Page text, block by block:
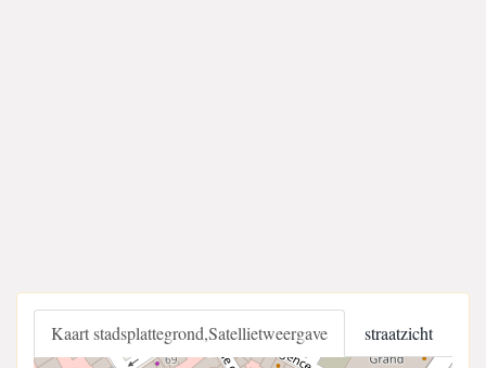
Kaart stadsplattegrond,Satellietweergave straatzicht